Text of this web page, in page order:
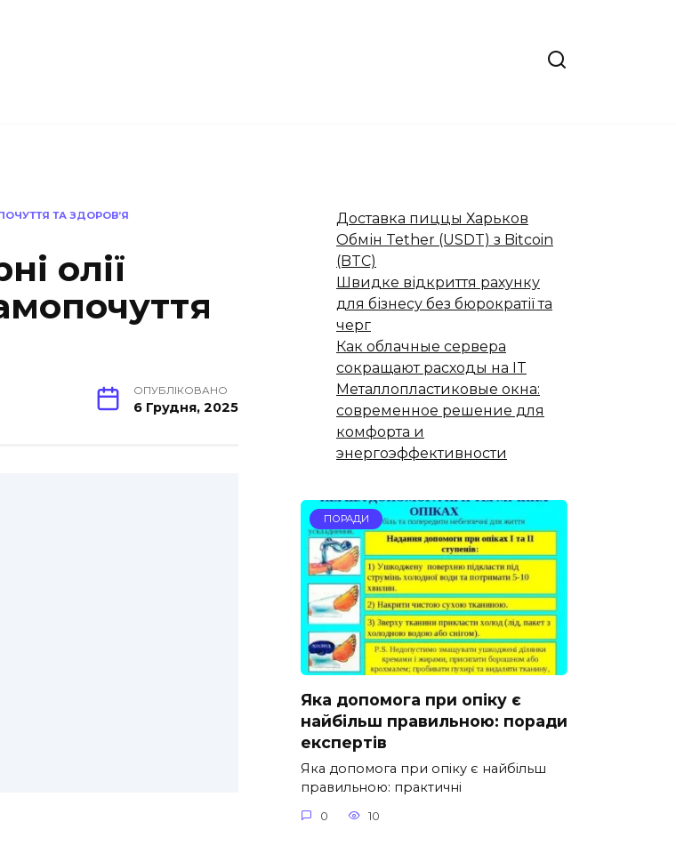
ТА ЗДОРОВ’Я
олії
ОПУБЛІКОВАНО
6 Грудня, 2025
Доставка пиццы Харьков
Обмін Tether (USDT) з Bitcoin
(BTC)
Швидке відкриття рахунку
для бізнесу без бюрократії та
черг
Как облачные сервера
сокращают расходы на IT
Металлопластиковые окна:
современное решение для
комфорта и
энергоэффективности
ПОРАДИ
Яка допомога при опіку є
найбільш правильною: поради
експертів
Яка допомога при опіку є найбільш
правильною: практичні
0 10